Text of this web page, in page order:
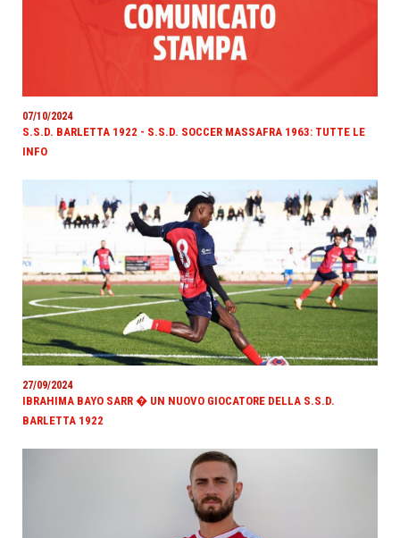
07/10/2024
S.S.D. BARLETTA 1922 - S.S.D. SOCCER MASSAFRA 1963: TUTTE LE
INFO
27/09/2024
IBRAHIMA BAYO SARR � UN NUOVO GIOCATORE DELLA S.S.D.
BARLETTA 1922